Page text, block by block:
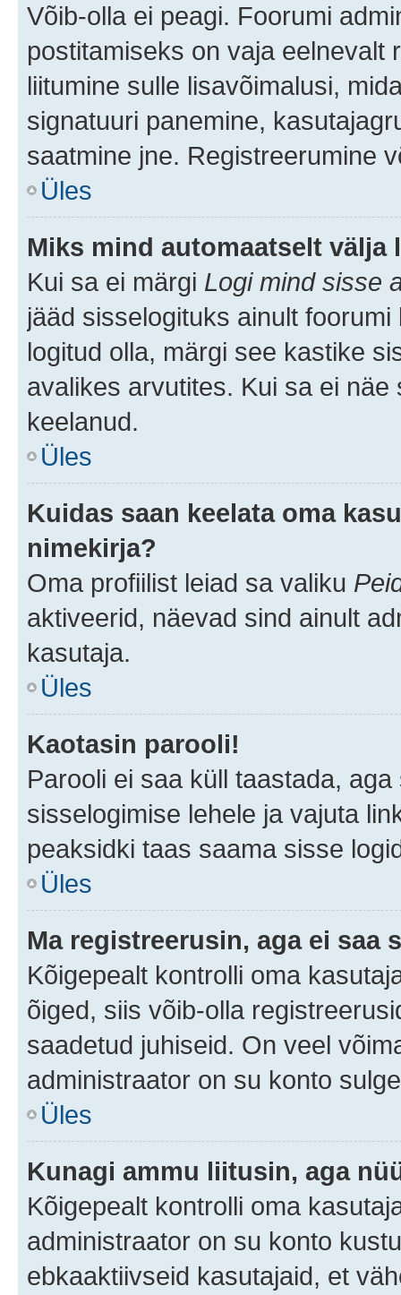
Võib-olla ei peagi. Foorumi
postitamiseks on vaja eelnevalt
liitumine sulle lisavõimalusi,
signatuuri panemine,
saatmine jne. Registreerumine
Üles
Miks mind automaatselt välja
Kui sa ei märgi Logi mind sisse
jääd sisselogituks ainult
logitud olla, märgi see kastike
avalikes arvutites. Kui sa ei
keelanud.
Üles
Kuidas saan keelata oma
nimekirja?
Oma profiilist leiad sa valiku
aktiveerid, näevad sind ainult
kasutaja.
Üles
Kaotasin parooli!
Parooli ei saa küll taastada,
sisselogimise lehele ja vajuta
peaksidki taas saama sisse
Üles
Ma registreerusin, aga ei saa
Kõigepealt kontrolli oma
õiged, siis võib-olla
saadetud juhiseid. On veel
administraator on su konto
Üles
Kunagi ammu liitusin, aga
Kõigepealt kontrolli oma
administraator on su konto
ebkaaktiivseid kasutajaid, et